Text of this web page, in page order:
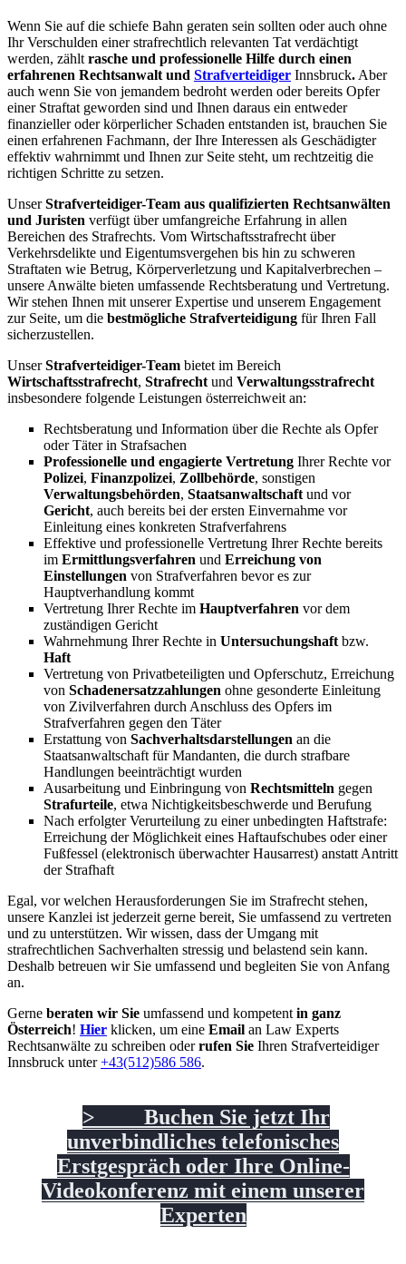
Wenn Sie auf die schiefe Bahn geraten sein sollten oder auch ohne
Ihr Verschulden einer strafrechtlich relevanten Tat verdächtigt
werden, zählt rasche und professionelle Hilfe durch einen
erfahrenen Rechtsanwalt und Strafverteidiger Innsbruck. Aber
auch wenn Sie von jemandem bedroht werden oder bereits Opfer
einer Straftat geworden sind und Ihnen daraus ein entweder
finanzieller oder körperlicher Schaden entstanden ist, brauchen Sie
einen erfahrenen Fachmann, der Ihre Interessen als Geschädigter
effektiv wahrnimmt und Ihnen zur Seite steht, um rechtzeitig die
richtigen Schritte zu setzen.
UnserStrafverteidiger-Team aus qualifizierten Rechtsanwälten
und Juristen verfügt über umfangreiche Erfahrung in allen
Bereichen des Strafrechts. Vom Wirtschaftsstrafrecht über
Verkehrsdelikte und Eigentumsvergehen bis hin zu schweren
Straftaten wie Betrug, Körperverletzung und Kapitalverbrechen –
unsere Anwälte bieten umfassende Rechtsberatung und Vertretung.
Wir stehen Ihnen mit unserer Expertise und unserem Engagement
zur Seite, um die bestmögliche Strafverteidigung für Ihren Fall
sicherzustellen.
UnserStrafverteidiger-Team bietet im Bereich
Wirtschaftsstrafrecht, Strafrecht und Verwaltungsstrafrecht
insbesondere folgende Leistungen österreichweit an:
Rechtsberatung und Information über die Rechte als Opfer
oder Täter in Strafsachen
Professionelle und engagierte Vertretung Ihrer Rechte vor
Polizei, Finanzpolizei, Zollbehörde, sonstigen
Verwaltungsbehörden, Staatsanwaltschaft und vor
Gericht, auch bereits bei der ersten Einvernahme vor
Einleitung eines konkreten Strafverfahrens
Effektive und professionelle Vertretung Ihrer Rechte bereits
im Ermittlungsverfahren und Erreichung von
Einstellungen von Strafverfahren bevor es zur
Hauptverhandlung kommt
Vertretung Ihrer Rechte im Hauptverfahren vor dem
zuständigen Gericht
Wahrnehmung Ihrer Rechte in Untersuchungshaft bzw.
Haft
Vertretung von Privatbeteiligten und Opferschutz, Erreichung
von Schadenersatzzahlungen ohne gesonderte Einleitung
von Zivilverfahren durch Anschluss des Opfers im
Strafverfahren gegen den Täter
Erstattung von Sachverhaltsdarstellungen an die
Staatsanwaltschaft für Mandanten, die durch strafbare
Handlungen beeinträchtigt wurden
Ausarbeitung und Einbringung von Rechtsmitteln gegen
Strafurteile, etwa Nichtigkeitsbeschwerde und Berufung
Nach erfolgter Verurteilung zu einer unbedingten Haftstrafe:
Erreichung der Möglichkeit eines Haftaufschubes oder einer
Fußfessel (elektronisch überwachter Hausarrest) anstatt Antritt
der Strafhaft
Egal, vor welchen Herausforderungen Sie im Strafrecht stehen,
unsere Kanzlei ist jederzeit gerne bereit, Sie umfassend zu vertreten
und zu unterstützen. Wir wissen, dass der Umgang mit
strafrechtlichen Sachverhalten stressig und belastend sein kann.
Deshalb betreuen wir Sie umfassend und begleiten Sie von Anfang
an.
Gerne beraten wir Sie umfassend und kompetent in ganz
Österreich! Hier klicken, um eine Email an Law Experts
Rechtsanwälte zu schreiben oderrufen Sie Ihren Strafverteidiger
Innsbruck unter+43(512)586 586.
> Buchen Sie jetzt Ihr
unverbindliches telefonisches
Erstgespräch oder Ihre Online-
Videokonferenz mit einem unserer
Experten